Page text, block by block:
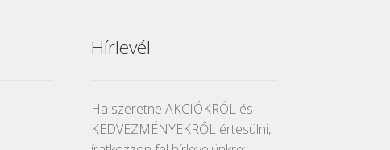
Hírlevél
Ha szeretne AKCIÓKRÓL és
KEDVEZMÉNYEKRŐL értesülni,